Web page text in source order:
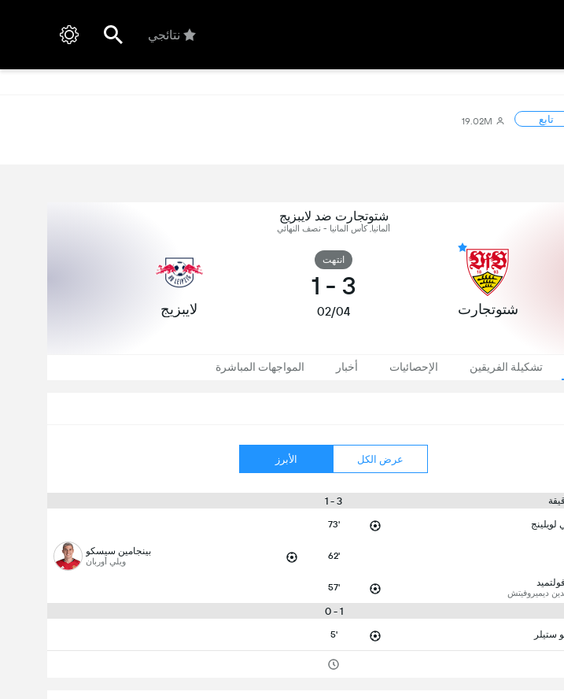
نتائجي
تابع 19.02M
شتوتجارت ضد لايبزيج
ألمانيا, كأس المانيا - نصف النهائي
شتوتجارت
انتهت
3
-
1
02/04 لايبزيج
تشكيلة الفريقين الإحصائيات أخبار المواجهات المباشرة
عرض الكل الأبرز
3 - 1
لويلينج 73'
62' بينجامين سيسكو
ويلي أوربان
ديميروفيتش 57'
1 - 0
ستيلر 5'